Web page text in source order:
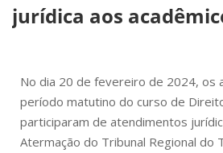
jurídica aos
No dia 20 de fevereiro de 2024, os
período matutino do curso de
participaram de atendimentos
Atermação do Tribunal Regional do